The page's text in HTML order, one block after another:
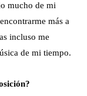
mucho de mi
más a
incluso me
de mi tiempo.